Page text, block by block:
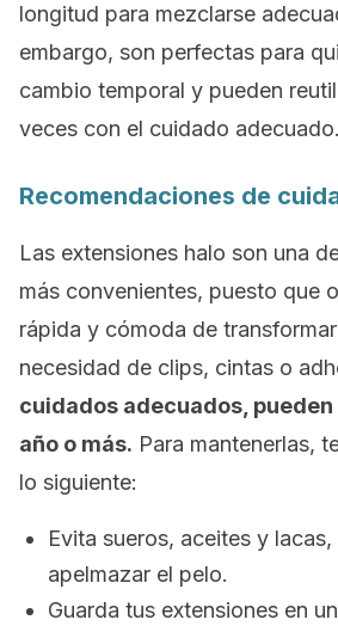
longitud para mezclarse
embargo, son perfectas para
cambio temporal y pueden
veces con el cuidado adecuado.
Recomendaciones de
Las extensiones halo son una
más convenientes, puesto que
rápida y cómoda de
necesidad de clips, cintas o
cuidados adecuados,
año o más. Para mantenerlas,
lo siguiente:
Evita sueros, aceites y
apelmazar el pelo.
Guarda tus extensiones en